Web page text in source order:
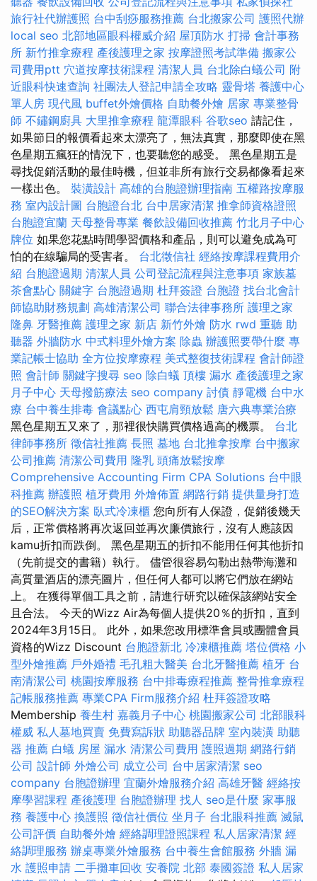
旅行社代辦護照 台中刮痧服務推薦 台北搬家公司 護照代辦
local seo 北部地區眼科權威介紹 屋頂防水 打掃 會計事務
所 新竹推拿療程 產後護理之家 按摩證照考試準備 搬家公
司費用ptt 穴道按摩技術課程 清潔人員 台北除白蟻公司 附
近眼科快速查詢 社團法人登記申請全攻略 靈骨塔 養護中心
單人房 現代風 buffet外燴價格 自助餐外燴 居家 專業整骨
師 不鏽鋼廚具 大里推拿療程 龍潭眼科 谷歌seo 請記住，
如果節日的報價看起來太漂亮了，無法真實，那麼即使在黑
色星期五瘋狂的情況下，也要聽您的感受。 黑色星期五是
尋找促銷活動的最佳時機，但並非所有旅行交易都像看起來
一樣出色。 裝潢設計 高雄的台胞證辦理指南 五權路按摩服
務 室內設計圖 台胞證台北 台中居家清潔 推拿師資格證照
台胞證宜蘭 天母整骨專業 餐飲設備回收推薦 竹北月子中心
牌位 如果您花點時間學習價格和產品，則可以避免成為可
怕的在線騙局的受害者。 台北徵信社 經絡按摩課程費用介
紹 台胞證過期 清潔人員 公司登記流程與注意事項 家族墓
茶會點心 關鍵字 台胞證過期 杜拜簽證 台胞證 找台北會計
師協助財務規劃 高雄清潔公司 聯合法律事務所 護理之家
隆鼻 牙醫推薦 護理之家 新店 新竹外燴 防水 rwd 重聽 助
聽器 外牆防水 中式料理外燴方案 除蟲 辦護照要帶什麼 專
業記帳士協助 全方位按摩療程 美式整復技術課程 會計師證
照 會計師 關鍵字搜尋 seo 除白蟻 頂樓 漏水 產後護理之家
月子中心 天母撥筋療法 seo company 討債 靜電機 台中水
療 台中養生排毒 會議點心 西屯肩頸放鬆 唐六典專業治療
黑色星期五又來了，那裡很快購買價格過高的機票。 台北
律師事務所 徵信社推薦 長照 墓地 台北推拿按摩 台中搬家
公司推薦 清潔公司費用 隆乳 頭痛放鬆按摩
Comprehensive Accounting Firm CPA Solutions 台中眼
科推薦 辦護照 植牙費用 外燴佈置 網路行銷 提供量身打造
的SEO解決方案 臥式冷凍櫃 您向所有人保證，促銷後幾天
后，正常價格將再次返回並再次廉價旅行，沒有人應該因
kamu折扣而跌倒。 黑色星期五的折扣不能用任何其他折扣
（先前提交的書籍）執行。 儘管很容易勾勒出熱帶海灘和
高質量酒店的漂亮圖片，但任何人都可以將它們放在網站
上。 在獲得單個工具之前，請進行研究以確保該網站安全
且合法。 今天的Wizz Air為每個人提供20％的折扣，直到
2024年3月15日。 此外，如果您改用標準會員或團體會員
資格的Wizz Discount 台胞證新北 冷凍櫃推薦 塔位價格 小
型外燴推薦 戶外婚禮 毛孔粗大醫美 台北牙醫推薦 植牙 台
南清潔公司 桃園按摩服務 台中排毒療程推薦 整骨推拿療程
記帳服務推薦 專業CPA Firm服務介紹 杜拜簽證攻略
Membership 養生村 嘉義月子中心 桃園搬家公司 北部眼科
權威 私人墓地買賣 免費寫訴狀 助聽器品牌 室內裝潢 助聽
器 推薦 白蟻 房屋 漏水 清潔公司費用 護照過期 網路行銷
公司 設計師 外燴公司 成立公司 台中居家清潔 seo
company 台胞證辦理 宜蘭外燴服務介紹 高雄牙醫 經絡按
摩學習課程 產後護理 台胞證辦理 找人 seo是什麼 家事服
務 養護中心 換護照 徵信社價位 坐月子 台北眼科推薦 滅鼠
公司評價 自助餐外燴 經絡調理證照課程 私人居家清潔 經
絡調理服務 辦桌專業外燴服務 台中養生會館服務 外牆 漏
水 護照申請 二手攤車回收 安養院 北部 泰國簽證 私人居家